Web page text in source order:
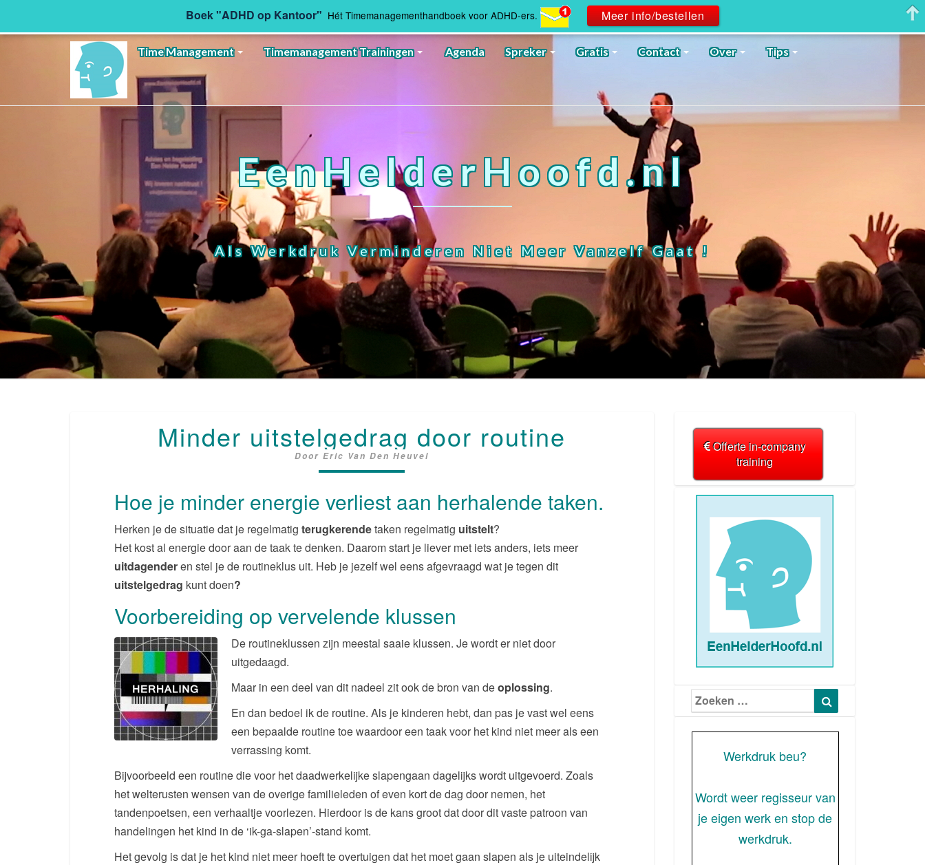
Time Management Timemanagement Trainingen Agenda Spreker Gratis Contact Over Tips
EenHelderHoofd.nl
Als Werkdruk Verminderen Niet Meer Vanzelf Gaat !
UITSTELGEDRAG
DOOR
ROUTINE
Minder uitstelgedrag door routine
DoorEric Van Den Heuvel
Hoe je minder energie verliest aan herhalende taken.
Herken je de situatie dat je regelmatig terugkerendetaken regelmatig uitstelt?
Het kost al energie door aan de taak te denken. Daarom start je liever met iets anders, iets meer
uitdagenderen stel je de routineklus uit. Heb je jezelf wel eens afgevraagd wat je tegen dit
uitstelgedrag kunt doen?
Voorbereiding op vervelende klussen
De routineklussen zijn meestal saaie klussen. Je wordt er niet door
uitgedaagd.
Maar in een deel van dit nadeel zit ook de bron van deoplossing.
En dan bedoel ik de routine. Als je kinderen hebt, dan pas je vast wel eens
een bepaalde routine toe waardoor een taak voor het kind niet meer als een
verrassing komt.
Bijvoorbeeld een routine die voor het daadwerkelijke slapengaan dagelijks wordt uitgevoerd. Zoals
het welterusten wensen van de overige familieleden of even kort de dag door nemen, het
tandenpoetsen, een verhaaltje voorlezen. Hierdoor is de kans groot dat door dit vaste patroon van
handelingen het kind in de ‘ik-ga-slapen’-stand komt.
Het gevolg is dat je het kind niet meer hoeft te overtuigen dat het moet gaan slapen als je uiteindelijk
Offerte in-company
training
Zoeken
naar:
Werkdruk beu?
Wordt weer regisseur van
je eigen werk en stop de
werkdruk.
Boek "ADHD op Kantoor" Hét Timemanagementhandboek voor ADHD-ers. Meer info/bestellen